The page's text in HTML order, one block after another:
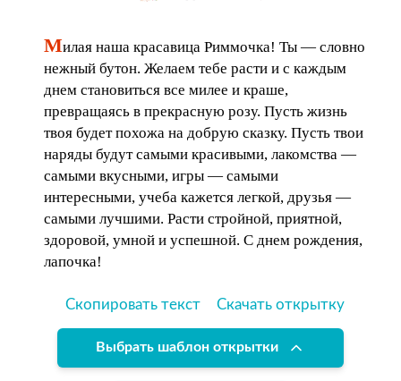
Милая наша красавица Риммочка! Ты — словно
нежный бутон. Желаем тебе расти и с каждым
днем становиться все милее и краше,
превращаясь в прекрасную розу. Пусть жизнь
твоя будет похожа на добрую сказку. Пусть твои
наряды будут самыми красивыми, лакомства —
самыми вкусными, игры — самыми
интересными, учеба кажется легкой, друзья —
самыми лучшими. Расти стройной, приятной,
здоровой, умной и успешной. С днем рождения,
лапочка!
Скопировать текст Скачать открытку
Выбрать шаблон открытки